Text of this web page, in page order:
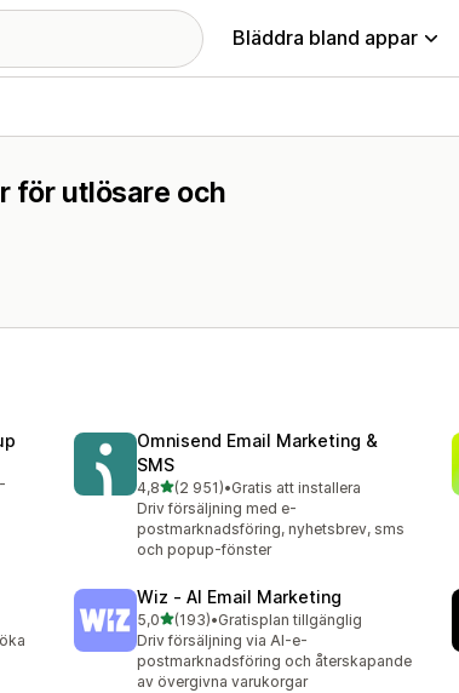
Bläddra bland appar
för utlösare och
Omnisend Email Marketing &
SMS
4,8av 5 stjärnor
(2 951)
2951 recensioner totalt
•Gratis att installera
Driv försäljning med e-
postmarknadsföring, nyhetsbrev, sms
och popup-fönster
Wiz ‑ AI Email Marketing
5,0av 5 stjärnor
(193)
193 recensioner totalt
•Gratisplan tillgänglig
Driv försäljning via AI-e-
postmarknadsföring och återskapande
av övergivna varukorgar